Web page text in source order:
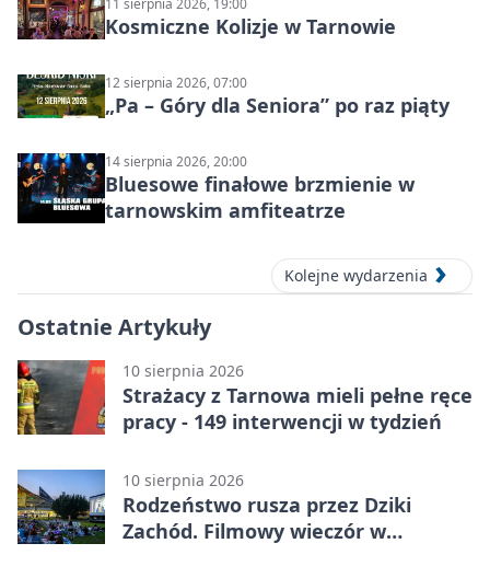
11 sierpnia 2026, 19:00
Kosmiczne Kolizje w Tarnowie
12 sierpnia 2026, 07:00
„Pa – Góry dla Seniora” po raz piąty
14 sierpnia 2026, 20:00
Bluesowe finałowe brzmienie w
tarnowskim amfiteatrze
Kolejne wydarzenia
Ostatnie Artykuły
10 sierpnia 2026
Strażacy z Tarnowa mieli pełne ręce
pracy - 149 interwencji w tydzień
10 sierpnia 2026
Rodzeństwo rusza przez Dziki
Zachód. Filmowy wieczór w